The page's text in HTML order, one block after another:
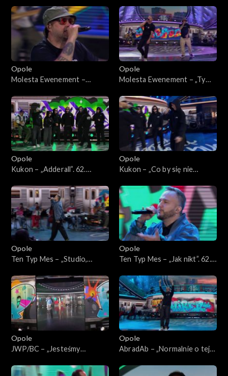
Jedno podwórko”
„Hip-hop. Jedno podwórko”
Opole
Molesta Ewenement –
Koncert „Hip-hop. Jedno
podwórko”
Opole
Molesta Ewenement – „Ty
„Hip-hop. Jedno podwórko”
Opole
Kukon – „Adderall”. 62.
Jedno podwórko”
Opole
Kukon – „Co by się nie
„Hip-hop. Jedno podwórko”
Opole
Ten Typ Mes – „Studio,
Koncert „Hip-hop. Jedno
podwórko”
Opole
Ten Typ Mes – „Jak nikt”. 62.
Jedno podwórko”
Opole
JWP/BC – „Jesteśmy
KFPP: Koncert „Hip-hop.
Opole
AbradAb – „Normalnie o tej
„Hip-hop. Jedno podwórko”